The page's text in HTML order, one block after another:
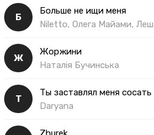
Б
Больше не ищи меня
Ж
Жоржини
Наталія Бучинська
Т
Daryana